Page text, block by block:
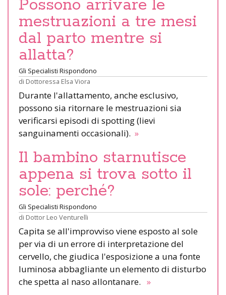
Possono arrivare le
mestruazioni a tre mesi
dal parto mentre si
allatta?
Gli Specialisti Rispondono
di Dottoressa Elsa Viora
Durante l'allattamento, anche esclusivo,
possono sia ritornare le mestruazioni sia
verificarsi episodi di spotting (lievi
sanguinamenti occasionali). »
Il bambino starnutisce
appena si trova sotto il
sole: perché?
Gli Specialisti Rispondono
di Dottor Leo Venturelli
Capita se all'improvviso viene esposto al sole
per via di un errore di interpretazione del
cervello, che giudica l'esposizione a una fonte
luminosa abbagliante un elemento di disturbo
che spetta al naso allontanare. »